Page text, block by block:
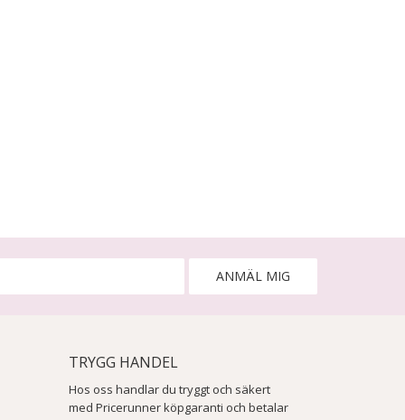
ANMÄL MIG
TRYGG HANDEL
Hos oss handlar du tryggt och säkert
med Pricerunner köpgaranti och betalar